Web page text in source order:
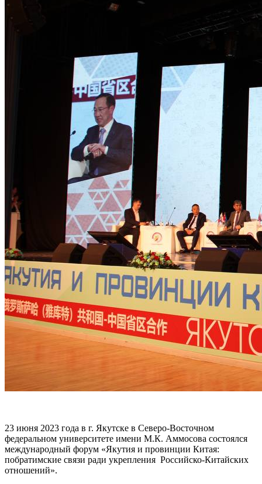
23 июня 2023 года в г. Якутске в Северо-Восточном
федеральном университете имени М.К. Аммосова состоялся
международный форум «Якутия и провинции Китая:
побратимские связи ради укрепления Российско-Китайских
отношений».